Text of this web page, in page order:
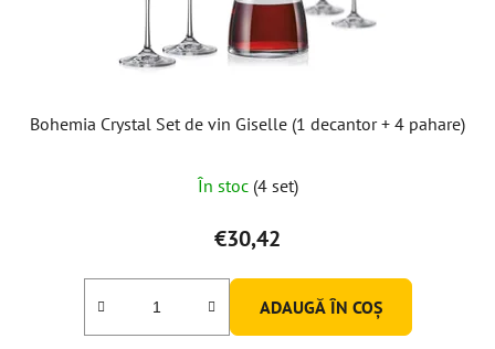
Bohemia Crystal Set de vin Giselle (1 decantor + 4 pahare)
În stoc (4 set)
€30,42
ADAUGĂ ÎN COŞ